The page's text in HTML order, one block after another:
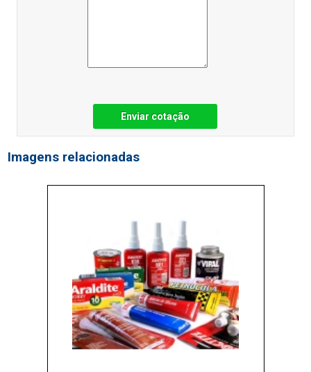
Enviar cotação
Imagens relacionadas